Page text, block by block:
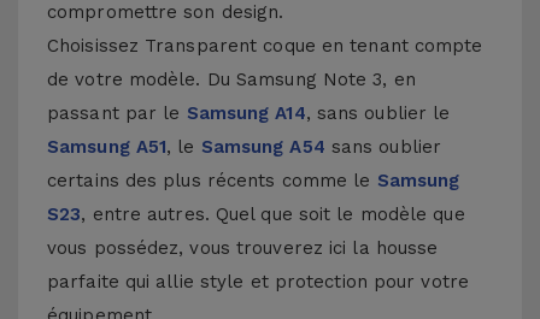
compromettre son design.
Choisissez Transparent coque en tenant compte
de votre modèle. Du Samsung Note 3, en
passant par le Samsung A14, sans oublier le
Samsung A51, le Samsung A54 sans oublier
certains des plus récents comme le Samsung
S23, entre autres. Quel que soit le modèle que
vous possédez, vous trouverez ici la housse
parfaite qui allie style et protection pour votre